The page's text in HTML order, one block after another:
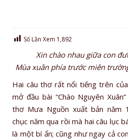
Số Lần Xem 1,892
Xin chào nhau giữa con
Mùa xuân phía trước miên
Hai câu thơ rất nổi tiếng trên
mở đầu bài “Chào Nguyên
thơ Mưa Nguồn xuất bản năm
chục năm qua rồi mà hai câu lục
là một bí ẩn; cũng như ngay cả